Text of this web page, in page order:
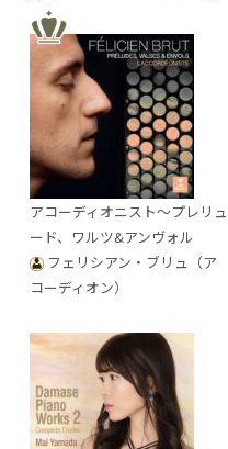
アコーディオニスト～プレリュ
ード、ワルツ&アンヴォル
フェリシアン・ブリュ（ア
コーディオン）